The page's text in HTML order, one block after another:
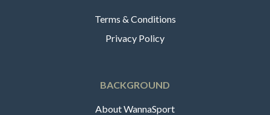
Terms & Conditions
Privacy Policy
BACKGROUND
About WannaSport